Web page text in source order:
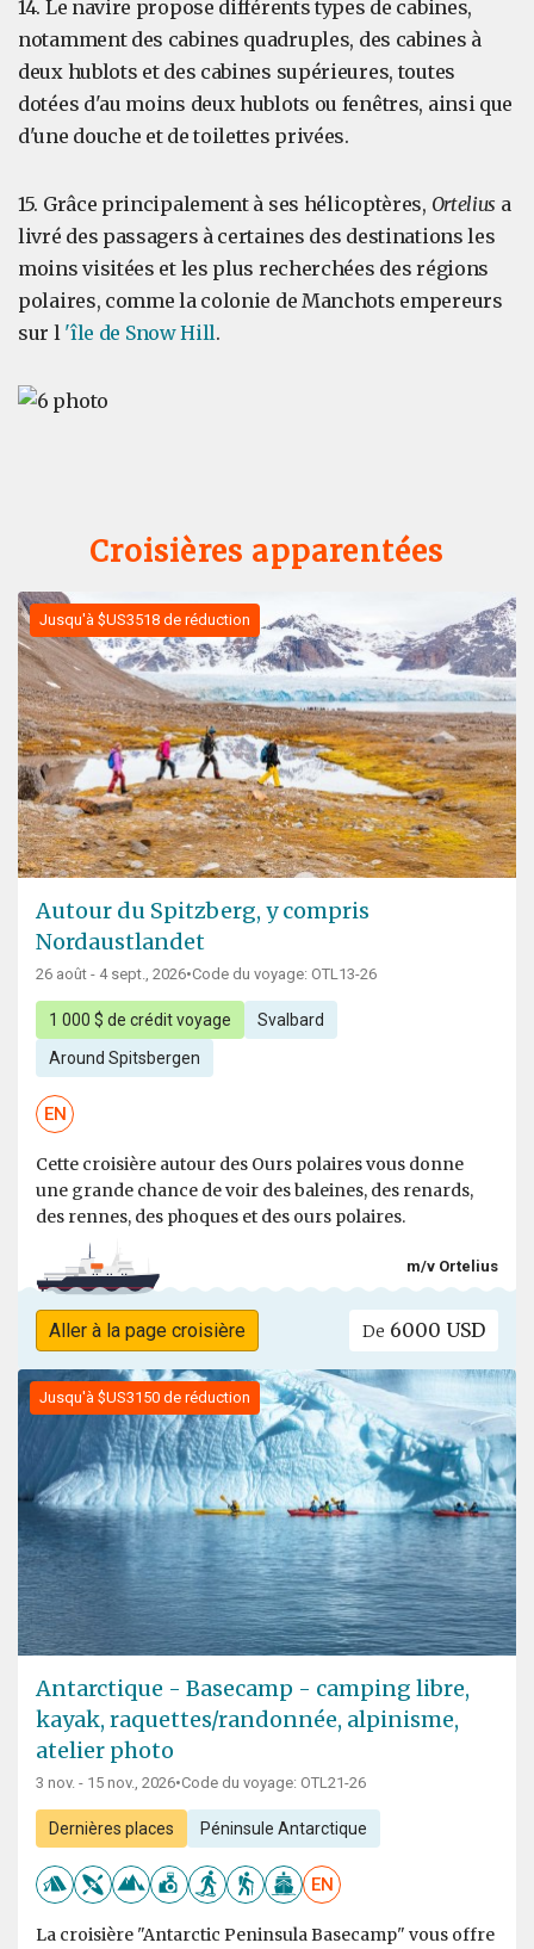
14. Le navire propose différents types de cabines,
notamment des cabines quadruples, des cabines à
deux hublots et des cabines supérieures, toutes
dotées d'au moins deux hublots ou fenêtres, ainsi que
d'une douche et de toilettes privées.
15. Grâce principalement à ses hélicoptères, Ortelius a
livré des passagers à certaines des destinations les
moins visitées et les plus recherchées des régions
polaires, comme la colonie de Manchots empereurs
sur l 'île de Snow Hill.
Croisières apparentées
Jusqu'à $US3518 de réduction
Autour du Spitzberg, y compris
Nordaustlandet
26 août - 4 sept., 2026•Code du voyage: OTL13-26
1 000 $ de crédit voyage Svalbard
Around Spitsbergen
EN
Cette croisière autour des Ours polaires vous donne
une grande chance de voir des baleines, des renards,
des rennes, des phoques et des ours polaires.
m/v Ortelius
Aller à la page croisière De 6000 USD
Jusqu'à $US3150 de réduction
Antarctique - Basecamp - camping libre,
kayak, raquettes/randonnée, alpinisme,
atelier photo
3 nov. - 15 nov., 2026•Code du voyage: OTL21-26
Dernières places Péninsule Antarctique
EN
La croisière "Antarctic Peninsula Basecamp" vous offre